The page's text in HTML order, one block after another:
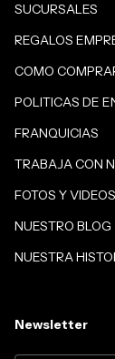
SUCURSALES
REGALOS
COMO
POLITICAS DE
FRANQUICIAS
TRABAJA CON
FOTOS Y VIDEOS
NUESTRO BLOG
NUESTRA
Newsletter